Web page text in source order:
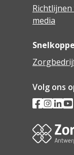
media
Volg ons